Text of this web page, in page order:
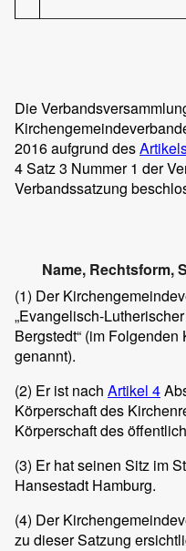
Die
2016 aufgrund des
4 Satz 3 Nummer 1 der
Verbandssatzung
Name, Rechtsform,
(1) Der
„Evangelisch-
Bergstedt“ (im
genannt).
(2) Er ist nach Artikel 4
Körperschaft des
Körperschaft des
(3) Er hat seinen Sitz im
Hansestadt Hamburg.
(4) Der
zu dieser Satzung